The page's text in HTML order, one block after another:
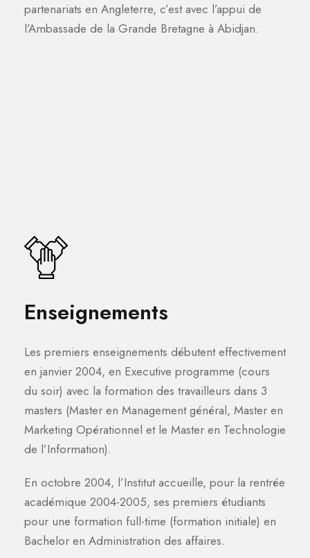
partenariats en Angleterre, c’est avec l’appui de
l’Ambassade de la Grande Bretagne à Abidjan.
Enseignements
Les premiers enseignements débutent effectivement
en janvier 2004, en Executive programme (cours
du soir) avec la formation des travailleurs dans 3
masters (Master en Management général, Master en
Marketing Opérationnel et le Master en Technologie
de l’Information).
En octobre 2004, l’Institut accueille, pour la rentrée
académique 2004-2005, ses premiers étudiants
pour une formation full-time (formation initiale) en
Bachelor en Administration des affaires.